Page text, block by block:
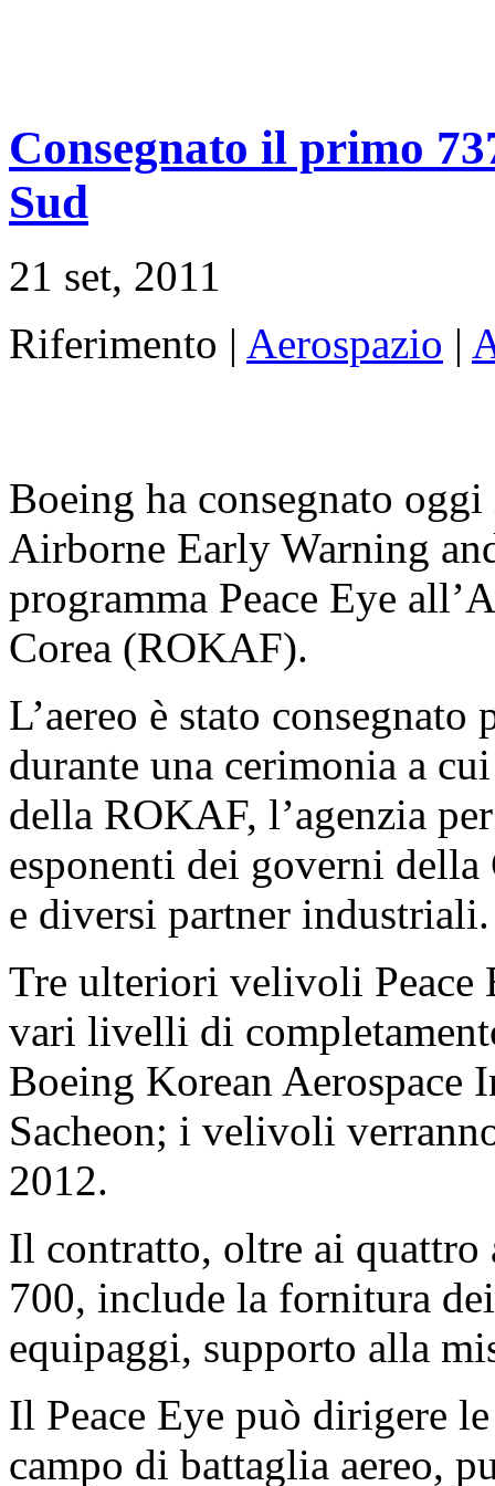
Consegnato il primo
Sud
21 set, 2011
Riferimento | Aerospazio |
Boeing ha consegnato
Airborne Early Warning
programma Peace Eye
Corea (ROKAF).
L’aereo è stato consegnato
durante una cerimonia a
della ROKAF, l’agenzia
esponenti dei governi
e diversi partner industriali.
Tre ulteriori velivoli Peace
vari livelli di
Boeing Korean Aerospace
Sacheon; i velivoli
2012.
Il contratto, oltre ai quattro
700, include la fornitura
equipaggi, supporto alla
Il Peace Eye può dirigere
campo di battaglia aereo,